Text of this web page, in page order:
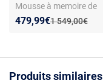
Mousse à memoire de
forme Royal Multizone
Ancien prix :
1 549,00€
Nouveau prix :
479,99€
Réduction de :
Produits similaires